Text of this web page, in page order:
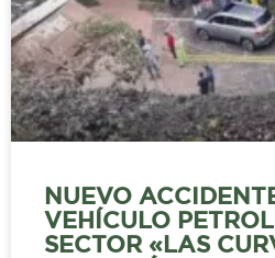
NUEVO
VEHÍCULO
SECTOR «LAS